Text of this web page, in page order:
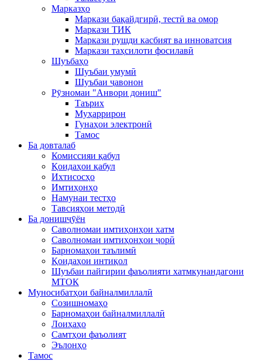
Марказҳо
Маркази бақайдгирӣ, тестӣ ва омор
Маркази ТИК
Маркази рушди касбият ва инноватсия
Маркази таҳсилоти фосилавӣ
Шуъбаҳо
Шуъбаи умумӣ
Шуъбаи ҷавонон
Рӯзномаи "Анвори дониш"
Таърих
Муҳаррирон
Гунаҳои электронӣ
Тамос
Ба довталаб
Комиссияи қабул
Қоидаҳои қабул
Ихтисосҳо
Имтиҳонҳо
Намунаи тестҳо
Тавсияҳои методӣ
Ба донишҷӯён
Саволномаи имтиҳонҳои хатм
Саволномаи имтиҳонҳои ҷорӣ
Барномаҳои таълимӣ
Қоидаҳои интиқол
Шуъбаи пайгирии фаъолияти хатмкунандагони
МТОК
Муносибатҳои байналмиллалӣ
Созишномаҳо
Барномаҳои байналмиллалӣ
Лоиҳаҳо
Самтҳои фаъолият
Эълонҳо
Тамос